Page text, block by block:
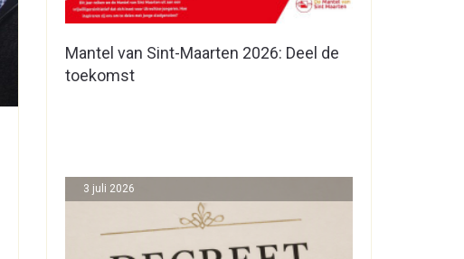
Mantel van Sint-Maarten 2026: Deel de
toekomst
3 juli 2026